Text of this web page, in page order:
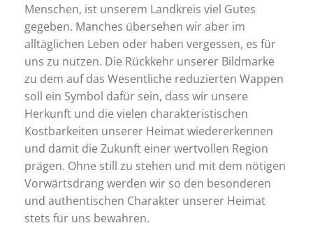
Menschen, ist unserem Landkreis viel Gutes
gegeben. Manches übersehen wir aber im
alltäglichen Leben oder haben vergessen, es für
uns zu nutzen. Die Rückkehr unserer Bildmarke
zu dem auf das Wesentliche reduzierten Wappen
soll ein Symbol dafür sein, dass wir unsere
Herkunft und die vielen charakteristischen
Kostbarkeiten unserer Heimat wiedererkennen
und damit die Zukunft einer wertvollen Region
prägen. Ohne still zu stehen und mit dem nötigen
Vorwärtsdrang werden wir so den besonderen
und authentischen Charakter unserer Heimat
stets für uns bewahren.